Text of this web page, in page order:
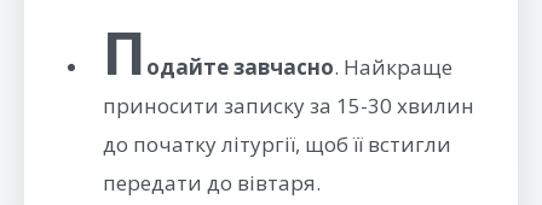
П одайте завчасно. Найкраще
приносити записку за 15-30 хвилин
до початку літургії, щоб її встигли
передати до вівтаря.